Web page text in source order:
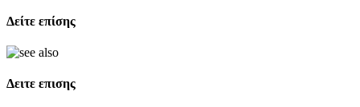
Δείτε επίσης
Δειτε επισης